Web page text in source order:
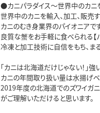
●カニパラダイス～世界中のカ
世界中のカニを輸入、加工、販売
カニのむき身業界のパイオニアです
良質な蟹をお手軽に食べられる【
冷凍と加工技術に自信をもち、ま
「カニは北海道だけじゃない！」強
カニの年間取り扱い量は水揚げ
2019年度の北海道でのズワイガ
がご理解いただけると思います。